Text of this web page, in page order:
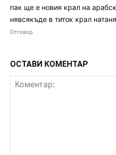
пак ще е новия крал на
нявсякъде в титок крал
Отговор
ОСТАВИ КОМЕНТАР